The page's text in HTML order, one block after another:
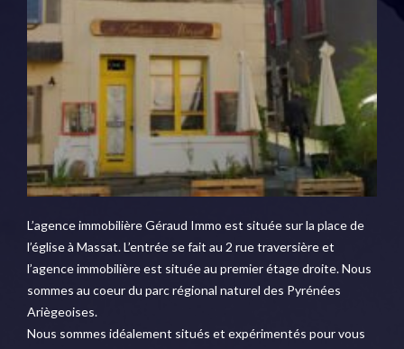
L’agence immobilière Géraud Immo est située sur la place de
l’église à Massat. L’entrée se fait au 2 rue traversière et
l’agence immobilière est située au premier étage droite. Nous
sommes au coeur du parc régional naturel des Pyrénées
Ariègeoises.
Nous sommes idéalement situés et expérimentés pour vous